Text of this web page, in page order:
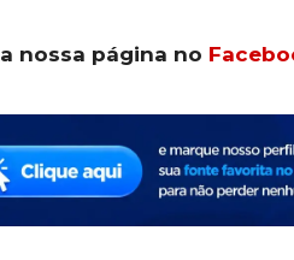
nossa página no